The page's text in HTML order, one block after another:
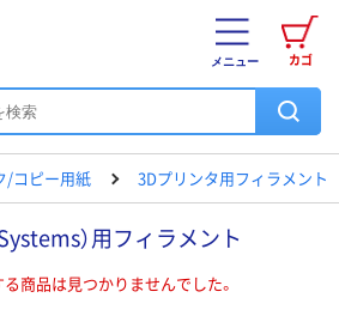
カゴ
メニュー
/コピー用紙 3Dプリンタ用フィラメント
）用フィラメント
商品は見つかりませんでした。